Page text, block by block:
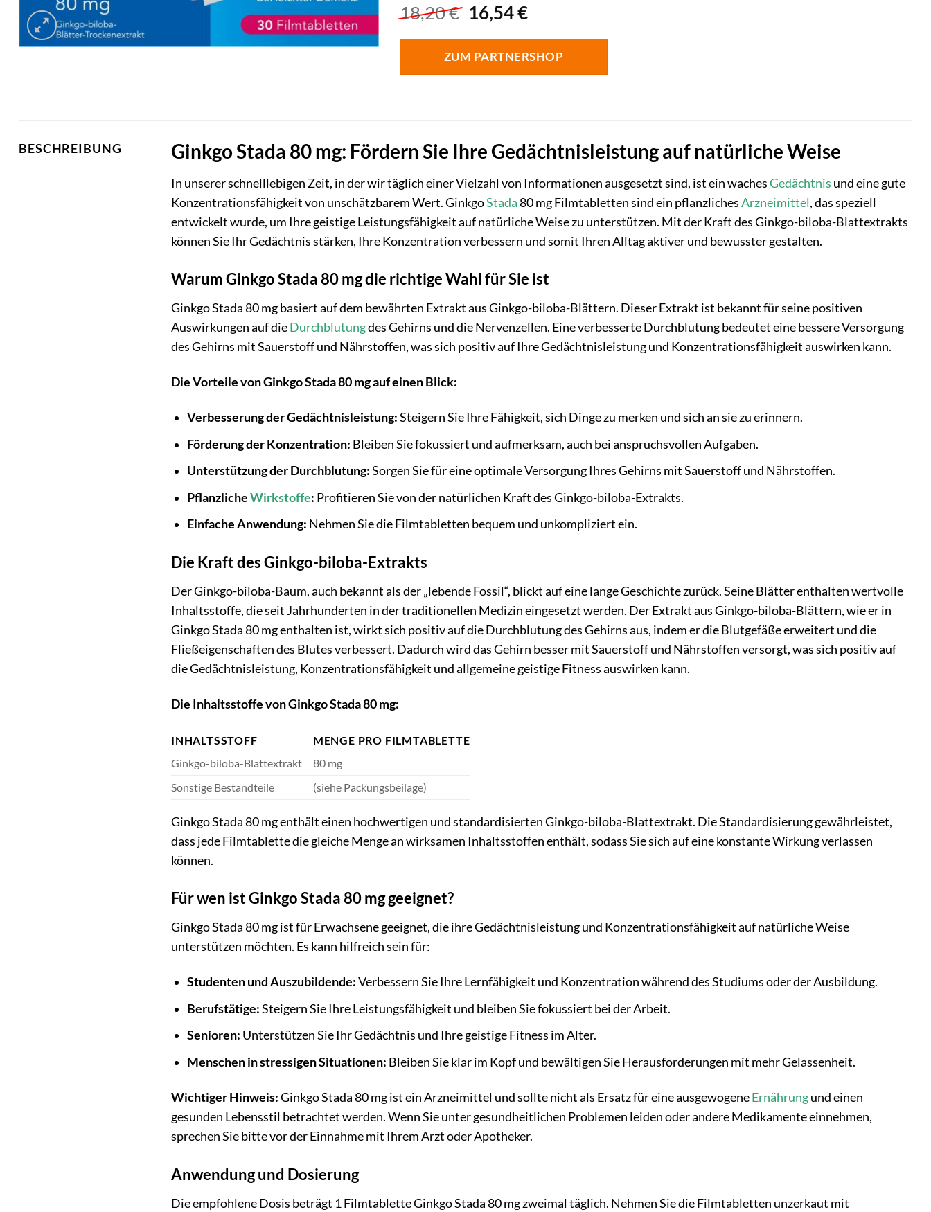
18,20€ Ursprünglicher
Preis
war:
18,20 €
16,54€Aktueller
ist:
16,54 €.
ZUM PARTNERSHOP
BESCHREIBUNG Ginkgo Stada 80 mg: Fördern Sie Ihre Gedächtnisleistung auf natürliche Weise
In unserer schnelllebigen Zeit, in der wir täglich einer Vielzahl von Informationen ausgesetzt sind, ist ein wachesGedächtnis und eine gute
Konzentrationsfähigkeit von unschätzbarem Wert. GinkgoStada80 mg Filmtabletten sind ein pflanzlichesArzneimittel, das speziell
entwickelt wurde, um Ihre geistige Leistungsfähigkeit auf natürliche Weise zu unterstützen. Mit der Kraft des Ginkgo-biloba-Blattextrakts
können Sie Ihr Gedächtnis stärken, Ihre Konzentration verbessern und somit Ihren Alltag aktiver und bewusster gestalten.
Warum Ginkgo Stada 80 mg die richtige Wahl für Sie ist
Ginkgo Stada 80 mg basiert auf dem bewährten Extrakt aus Ginkgo-biloba-Blättern. Dieser Extrakt ist bekannt für seine positiven
Auswirkungen auf dieDurchblutungdes Gehirns und die Nervenzellen. Eine verbesserte Durchblutung bedeutet eine bessere Versorgung
des Gehirns mit Sauerstoff und Nährstoffen, was sich positiv auf Ihre Gedächtnisleistung und Konzentrationsfähigkeit auswirken kann.
Die Vorteile von Ginkgo Stada 80 mg auf einen Blick:
Verbesserung der Gedächtnisleistung:Steigern Sie Ihre Fähigkeit, sich Dinge zu merken und sich an sie zu erinnern.
Förderung der Konzentration: Bleiben Sie fokussiert und aufmerksam, auch bei anspruchsvollen Aufgaben.
Unterstützung der Durchblutung:Sorgen Sie für eine optimale Versorgung Ihres Gehirns mit Sauerstoff und Nährstoffen.
PflanzlicheWirkstoffe: Profitieren Sie von der natürlichen Kraft des Ginkgo-biloba-Extrakts.
Einfache Anwendung: Nehmen Sie die Filmtabletten bequem und unkompliziert ein.
Die Kraft des Ginkgo-biloba-Extrakts
Der Ginkgo-biloba-Baum, auch bekannt als der „lebende Fossil“, blickt auf eine lange Geschichte zurück. Seine Blätter enthalten wertvolle
Inhaltsstoffe, die seit Jahrhunderten in der traditionellen Medizin eingesetzt werden. Der Extrakt aus Ginkgo-biloba-Blättern, wie er in
Ginkgo Stada 80 mg enthalten ist, wirkt sich positiv auf die Durchblutung des Gehirns aus, indem er die Blutgefäße erweitert und die
Fließeigenschaften des Blutes verbessert. Dadurch wird das Gehirn besser mit Sauerstoff und Nährstoffen versorgt, was sich positiv auf
die Gedächtnisleistung, Konzentrationsfähigkeit und allgemeine geistige Fitness auswirken kann.
Die Inhaltsstoffe von Ginkgo Stada 80 mg:
INHALTSSTOFF
MENGE PRO FILMTABLETTE
Ginkgo-biloba-Blattextrakt
80 mg
Sonstige Bestandteile
(siehe Packungsbeilage)
Ginkgo Stada 80 mg enthält einen hochwertigen und standardisierten Ginkgo-biloba-Blattextrakt. Die Standardisierung gewährleistet,
dass jede Filmtablette die gleiche Menge an wirksamen Inhaltsstoffen enthält, sodass Sie sich auf eine konstante Wirkung verlassen
können.
Für wen ist Ginkgo Stada 80 mg geeignet?
Ginkgo Stada 80 mg ist für Erwachsene geeignet, die ihre Gedächtnisleistung und Konzentrationsfähigkeit auf natürliche Weise
unterstützen möchten. Es kann hilfreich sein für:
Studenten und Auszubildende:Verbessern Sie Ihre Lernfähigkeit und Konzentration während des Studiums oder der Ausbildung.
Berufstätige:Steigern Sie Ihre Leistungsfähigkeit und bleiben Sie fokussiert bei der Arbeit.
Senioren: Unterstützen Sie Ihr Gedächtnis und Ihre geistige Fitness im Alter.
Menschen in stressigen Situationen: Bleiben Sie klar im Kopf und bewältigen Sie Herausforderungen mit mehr Gelassenheit.
Wichtiger Hinweis:Ginkgo Stada 80 mg ist ein Arzneimittel und sollte nicht als Ersatz für eine ausgewogeneErnährungund einen
gesunden Lebensstil betrachtet werden. Wenn Sie unter gesundheitlichen Problemen leiden oder andere Medikamente einnehmen,
sprechen Sie bitte vor der Einnahme mit Ihrem Arzt oder Apotheker.
Anwendung und Dosierung
Die empfohlene Dosis beträgt 1 Filmtablette Ginkgo Stada 80 mg zweimal täglich. Nehmen Sie die Filmtabletten unzerkaut mit